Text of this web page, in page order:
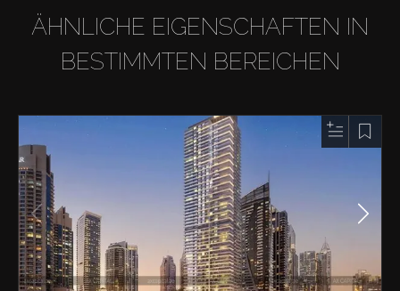
ÄHNLICHE EIGENSCHAFTEN IN
BESTIMMTEN BEREICHEN